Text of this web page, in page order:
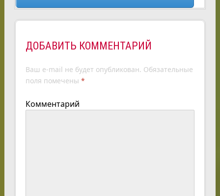
ДОБАВИТЬ КОММЕНТАРИЙ
Ваш e-mail не будет опубликован. Обязательные
поля помечены *
Комментарий